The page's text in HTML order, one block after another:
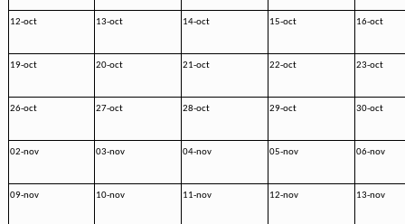
12-oct 13-oct 14-oct 15-oct 16-oct
19-oct 20-oct 21-oct 22-oct 23-oct
26-oct 27-oct 28-oct 29-oct 30-oct
02-nov 03-nov 04-nov 05-nov 06-nov
09-nov 10-nov 11-nov 12-nov 13-nov